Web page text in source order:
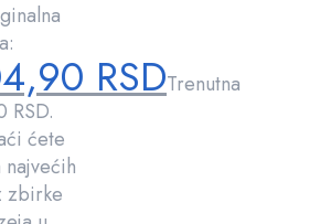
RSDTrenutna
RSD.
ćete
zbirke